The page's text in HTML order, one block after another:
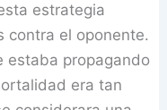
estrategia
contra el oponente.
estaba propagando
era tan